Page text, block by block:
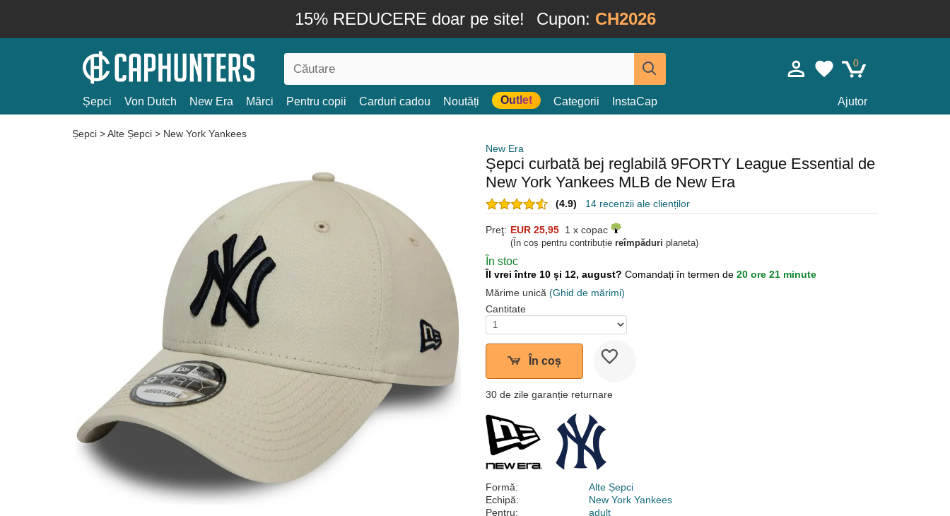
15% REDUCERE doar pe site! Cupon: CH2026
0
Șepci Von Dutch New Era Mărci Pentru copii Carduri cadou Noutăți Outlet Categorii InstaCap Ajutor
Șepci >Alte Șepci > New York Yankees
New Era
Șepci curbată bej reglabilă 9FORTY League Essential de
New York Yankees MLB de New Era
(4.9) 14 recenzii ale clienților
Preţ: EUR 25,95 1 x copac
(În coș pentru contribuție reîmpăduri planeta)
În stoc
Îl vrei între 10 și 12, august? Comandați în termen de 20 ore 21 minute
Mărime unică (Ghid de mărimi)
Cantitate
În coș
30 de zile garanție returnare
Formă:
Alte Șepci
Echipă:
New York Yankees
Pentru:
adult